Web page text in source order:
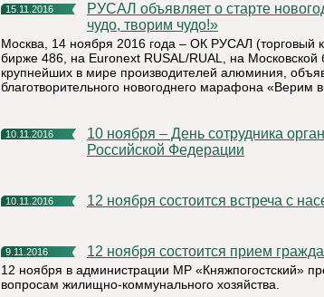
15.11.2016
РУСАЛ объявляет о старте новогоднего марафона «Верим в
чудо, творим чудо!»
Москва, 14 ноября 2016 года – ОК РУСАЛ (торговый
бирже 486, на Euronext RUSAL/RUAL, на Московской
крупнейших в мире производителей алюминия,
благотворительного новогоднего марафона «Верим
10.11.2016
10 ноября – День сотрудника органов внутренних дел
Российской Федерации
10.11.2016 12 ноября состоится встреча с
9.11.2016 12 ноября состоится прием
12 ноября в администрации МР «Княжпогостский»
вопросам жилищно-коммунального хозяйства.